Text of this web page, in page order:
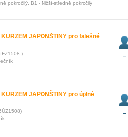
pokročilý, B1 - Nižší-středně pokročilý
KURZEM JAPONŠTINY pro falešné
)
–
KURZEM JAPONŠTINY pro úplné
–